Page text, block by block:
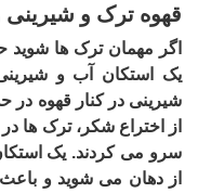
قهوه ترک و
اگر مهمان ترک ها شوید
یک استکان آب و
از اختراع شکر، ترک ها
سرو می کردند. یک
از دهان می شوید و